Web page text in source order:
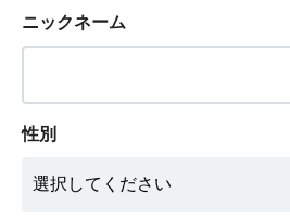
ニックネーム
性別